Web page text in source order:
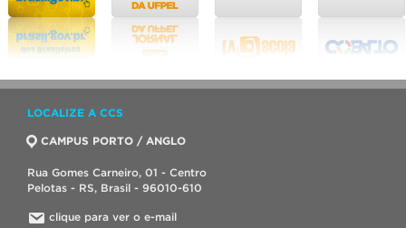
LOCALIZE A CCS
CAMPUS PORTO / ANGLO
Rua Gomes Carneiro, 01 - Centro
Pelotas - RS, Brasil - 96010-610
clique para ver o e-mail